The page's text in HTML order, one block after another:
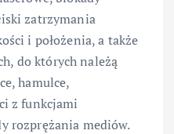
zatrzymania
i położenia, a także
do których należą
hamulce,
z funkcjami
rozprężania mediów.